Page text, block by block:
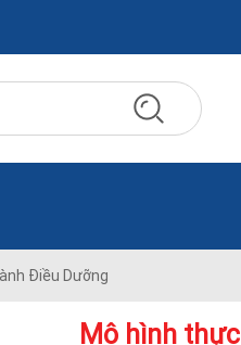
Điều Dưỡng
Mô hình